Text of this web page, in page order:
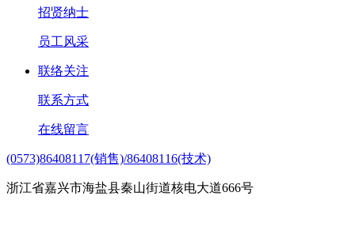
招贤纳士
员工风采
联络关注
联系方式
在线留言
(0573)86408117(销售)/86408116(技术)
浙江省嘉兴市海盐县秦山街道核电大道666号